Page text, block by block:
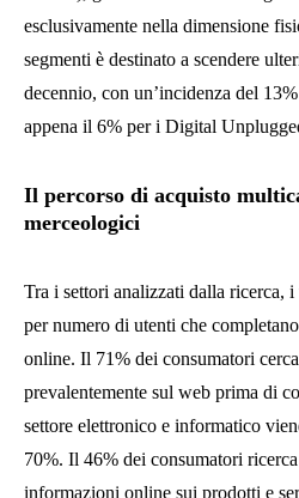
esclusivamente nella dimensione
segmenti è destinato a scendere
decennio, con un’incidenza del
appena il 6% per i Digital
Il percorso di acquisto
merceologici
Tra i settori analizzati dalla ricerca,
per numero di utenti che
online. Il 71% dei consumatori
prevalentemente sul web prima di
settore elettronico e informatico
70%. Il 46% dei consumatori
informazioni online sui prodotti e